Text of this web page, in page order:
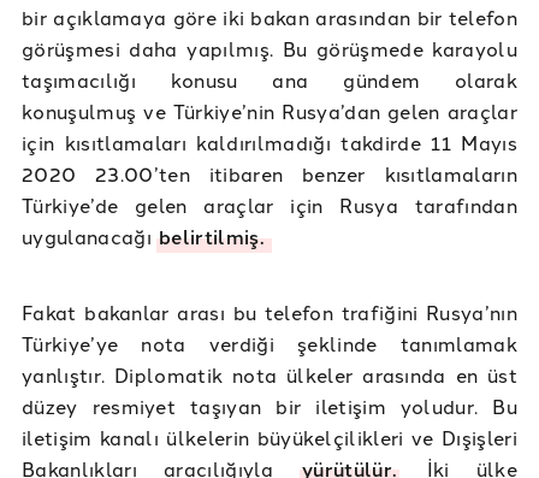
bir açıklamaya göre iki bakan arasından bir telefon
görüşmesi daha yapılmış. Bu görüşmede karayolu
taşımacılığı konusu ana gündem olarak
konuşulmuş ve Türkiye’nin Rusya’dan gelen araçlar
için kısıtlamaları kaldırılmadığı takdirde 11 Mayıs
2020 23.00’ten itibaren benzer kısıtlamaların
Türkiye’de gelen araçlar için Rusya tarafından
uygulanacağıbelirtilmiş.
Fakat bakanlar arası bu telefon trafiğini Rusya’nın
Türkiye’ye nota verdiği şeklinde tanımlamak
yanlıştır. Diplomatik nota ülkeler arasında en üst
düzey resmiyet taşıyan bir iletişim yoludur. Bu
iletişim kanalı ülkelerin büyükelçilikleri ve Dışişleri
Bakanlıkları aracılığıylayürütülür. İki ülke